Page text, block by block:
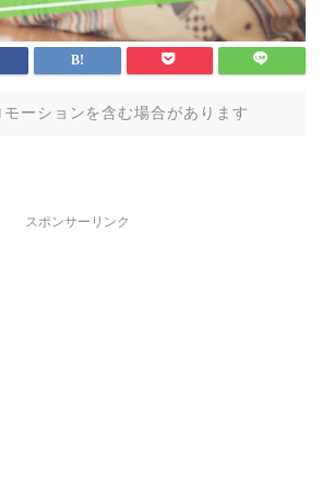
ーションを含む場合があります
スポンサーリンク